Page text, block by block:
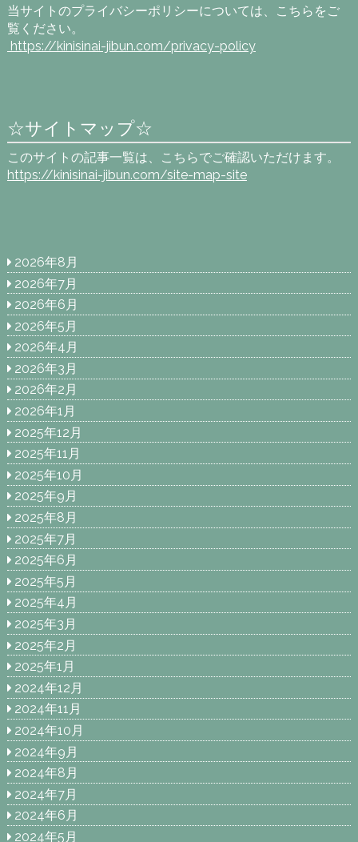
当サイトのプライバシーポリシーについては、こちらをご
覧ください。
https://kinisinai-jibun.com/privacy-policy
☆サイトマップ☆
このサイトの記事一覧は、こちらでご確認いただけます。
https://kinisinai-jibun.com/site-map-site
2026年8月
2026年7月
2026年6月
2026年5月
2026年4月
2026年3月
2026年2月
2026年1月
2025年12月
2025年11月
2025年10月
2025年9月
2025年8月
2025年7月
2025年6月
2025年5月
2025年4月
2025年3月
2025年2月
2025年1月
2024年12月
2024年11月
2024年10月
2024年9月
2024年8月
2024年7月
2024年6月
2024年5月